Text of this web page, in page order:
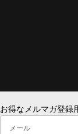
お得なメルマガ登録
メール